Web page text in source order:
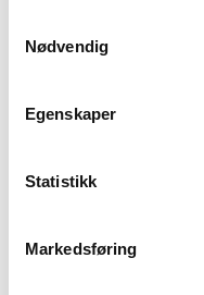
Nødvendig
Egenskaper
Statistikk
Markedsføring